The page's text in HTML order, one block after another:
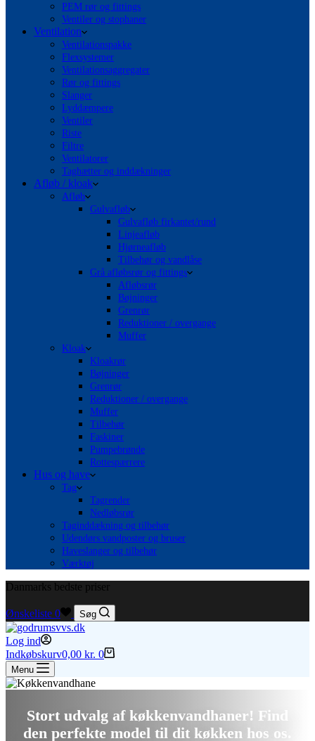
PEM rør og fittings
Ventiler og stophaner
Ventilation
Ventilationspakke
Flexsystemer
Ventilationsaggregater
Rør og fittings
Slanger
Lyddæmpere
Ventiler
Riste
Filtre
Ventilatorer
Taghætter og inddækninger
Afløb / kloak
Afløb
Gulvafløb
Gulvafløb firkantet/rund
Linjeafløb
Hjørneafløb
Tilbehør og vandlåse
Grå afløbsrør og fittings
Afløbsrør
Bøjninger
Grenrør
Reduktioner / overgange
Muffer
Kloak
Kloakrør
Bøjninger
Grenrør
Reduktioner / overgange
Muffer
Tilbehør
Faskiner
Pumpebrønde
Rottespærrere
Hus og have
Tag
Tagrender
Nedløbsrør
Taginddækning og tilbehør
Udendørs vandposter og bruser
Haveslanger og tilbehør
Værktøj
Danmarks bedste priser
Ønskeliste 0 Søg
Log ind
Indkøbskurv0,00 kr. 0
Menu
Stort udvalg af køkkenvandhaner! Find
den perfekte model til dit køkken hos os.